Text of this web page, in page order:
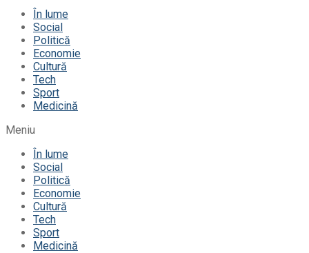
În lume
Social
Politică
Economie
Cultură
Tech
Sport
Medicină
Meniu
În lume
Social
Politică
Economie
Cultură
Tech
Sport
Medicină